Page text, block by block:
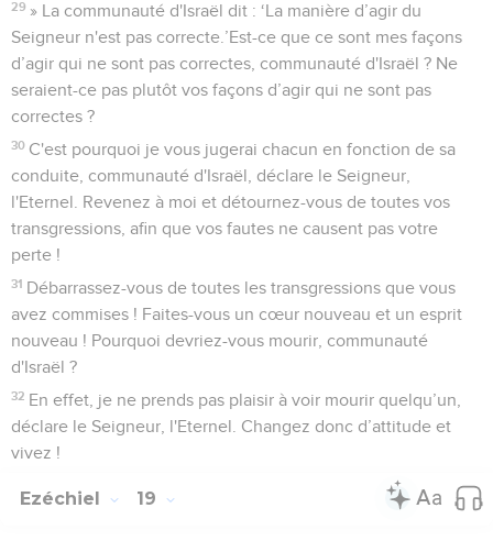
29 » La communauté d'Israël dit : ‘La manière d’agir du
Seigneur n'est pas correcte.’Est-ce que ce sont mes façons
d’agir qui ne sont pas correctes, communauté d'Israël ? Ne
seraient-ce pas plutôt vos façons d’agir qui ne sont pas
correctes ?
30 C'est pourquoi je vous jugerai chacun en fonction de sa
conduite, communauté d'Israël, déclare le Seigneur,
l'Eternel. Revenez à moi et détournez-vous de toutes vos
transgressions, afin que vos fautes ne causent pas votre
perte !
31 Débarrassez-vous de toutes les transgressions que vous
avez commises ! Faites-vous un cœur nouveau et un esprit
nouveau ! Pourquoi devriez-vous mourir, communauté
d'Israël ?
32 En effet, je ne prends pas plaisir à voir mourir quelqu’un,
déclare le Seigneur, l'Eternel. Changez donc d’attitude et
vivez !
Ezéchiel 19